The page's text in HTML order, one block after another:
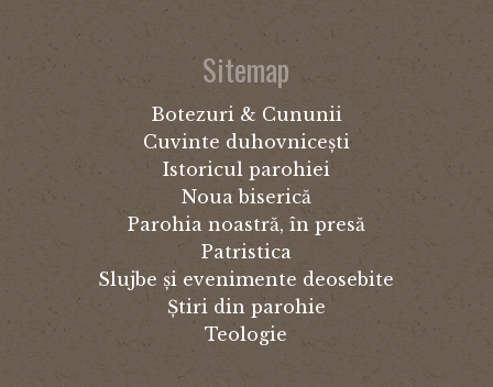
Sitemap
Botezuri & Cununii
Cuvinte duhovnicești
Istoricul parohiei
Noua biserică
Parohia noastră, în presă
Patristica
Slujbe și evenimente deosebite
Știri din parohie
Teologie